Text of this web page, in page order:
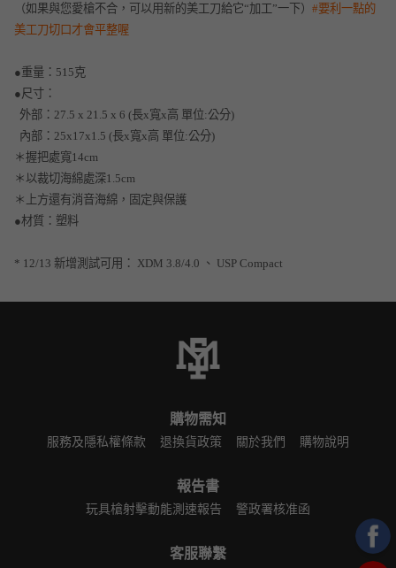
（如果與您愛槍不合，可以用新的美工刀給它“加工”一下） #要利一點的
美工刀切口才會平整喔
●重量：515克
●尺寸：
外部：27.5 x 21.5 x 6 (長x寬x高 單位:公分)
內部：25x17x1.5 (長x寬x高 單位:公分)
＊握把處寬14cm
＊以裁切海綿處深1.5cm
＊上方還有消音海綿，固定與保護
●材質：塑料
* 12/13 新增測試可用： XDM 3.8/4.0 、 USP Compact
購物需知
服務及隱私權條款 退換貨政策 關於我們 購物說明
報告書
玩具槍射擊動能測速報告 警政署核准函
客服聯繫